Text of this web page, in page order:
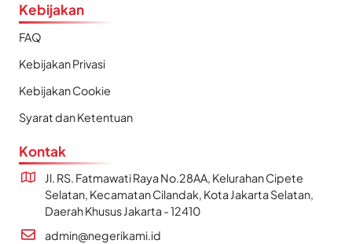
Kebijakan
FAQ
Kebijakan Privasi
Kebijakan Cookie
Syarat dan Ketentuan
Kontak
Jl. RS. Fatmawati Raya No.28AA, Kelurahan Cipete
Selatan, Kecamatan Cilandak, Kota Jakarta Selatan,
Daerah Khusus Jakarta - 12410
admin@negerikami.id